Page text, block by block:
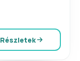
Részletek